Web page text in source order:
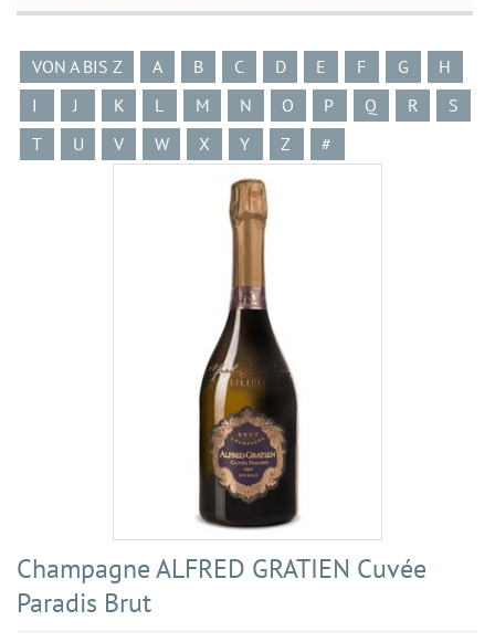
VON A BIS Z A B C D E F G
H
I
J K L M N O P Q R
S
T
U V W X Y Z #
Champagne ALFRED GRATIEN Cuvée
Paradis Brut